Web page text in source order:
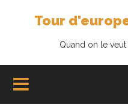
Tour
Quand on le